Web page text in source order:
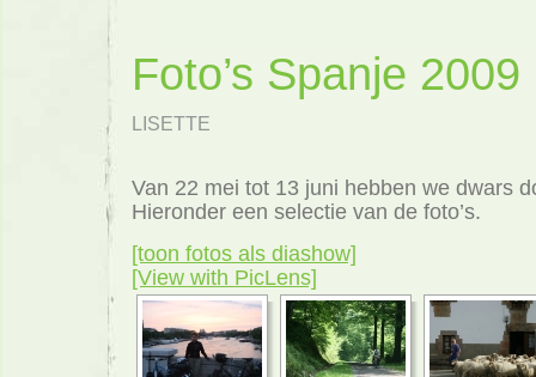
Foto’s Spanje 2009
LISETTE
Van 22 mei tot 13 juni hebben we dwars
Hieronder een selectie van de foto’s.
[toon fotos als diashow]
[View with PicLens]